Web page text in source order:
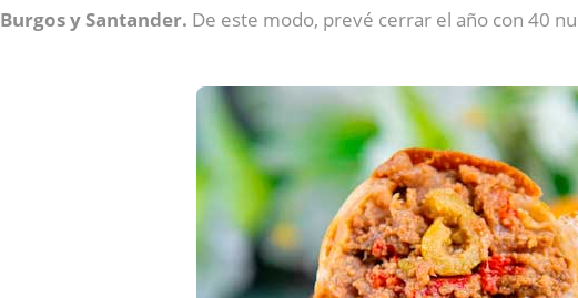
Burgos y Santander. De este modo, prevé cerrar el año con 40